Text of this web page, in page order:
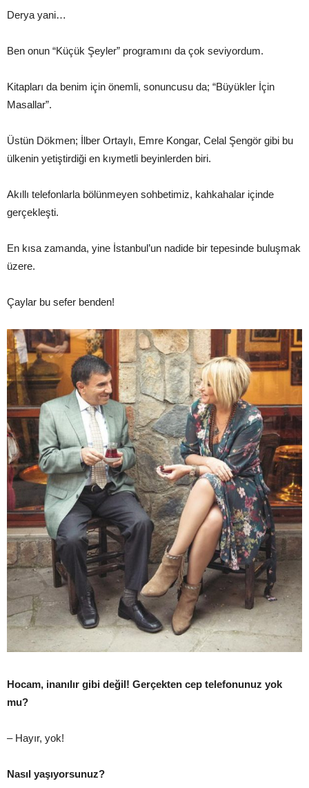
Derya yani…
Ben onun “Küçük Şeyler” programını da çok seviyordum.
Kitapları da benim için önemli, sonuncusu da; “Büyükler İçin
Masallar”.
Üstün Dökmen; İlber Ortaylı, Emre Kongar, Celal Şengör gibi bu
ülkenin yetiştirdiği en kıymetli beyinlerden biri.
Akıllı telefonlarla bölünmeyen sohbetimiz, kahkahalar içinde
gerçekleşti.
En kısa zamanda, yine İstanbul’un nadide bir tepesinde buluşmak
üzere.
Çaylar bu sefer benden!
Hocam, inanılır gibi değil! Gerçekten cep telefonunuz yok
mu?
– Hayır, yok!
Nasıl yaşıyorsunuz?